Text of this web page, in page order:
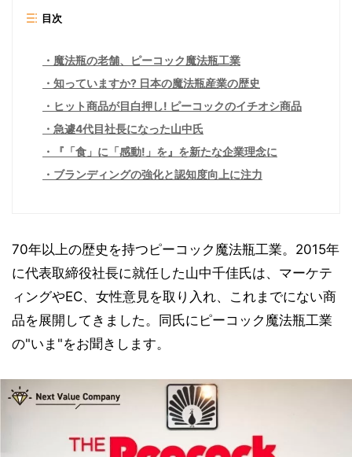
目次
魔法瓶の老舗、ピーコック魔法瓶工業
知っていますか? 日本の魔法瓶産業の歴史
ヒット商品が目白押し! ピーコックのイチオシ商品
急遽4代目社長になった山中氏
『「食」に「感動!」を』を新たな企業理念に
ブランディングの強化と認知度向上に注力
70年以上の歴史を持つピーコック魔法瓶工業。2015年
に代表取締役社長に就任した山中千佳氏は、マーケテ
ィングやEC、女性意見を取り入れ、これまでにない商
品を展開してきました。同氏にピーコック魔法瓶工業
の"いま"をお聞きします。